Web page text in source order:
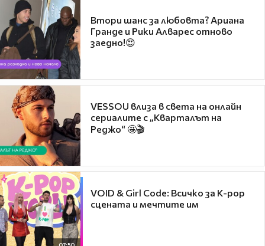
Втори шанс за любовта? Ариана
Гранде и Рики Алварес отново
заедно!😍
VESSOU влиза в света на онлайн
сериалите с „Кварталът на
Реджо“ 🤩🎬
VOID & Girl Code: Всичко за K-pop
сцената и мечтите им